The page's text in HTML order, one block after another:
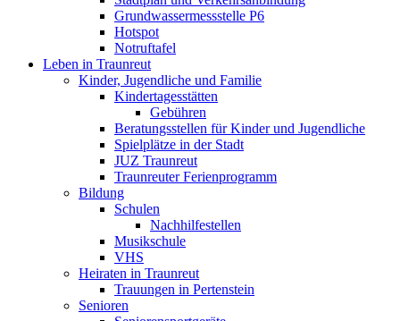
Grundwassermessstelle P6
Hotspot
Notruftafel
Leben in Traunreut
Kinder, Jugendliche und Familie
Kindertagesstätten
Gebühren
Beratungsstellen für Kinder und Jugendliche
Spielplätze in der Stadt
JUZ Traunreut
Traunreuter Ferienprogramm
Bildung
Schulen
Nachhilfestellen
Musikschule
VHS
Heiraten in Traunreut
Trauungen in Pertenstein
Senioren